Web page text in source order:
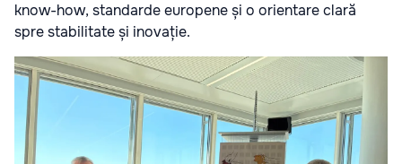
know-how, standarde europene și o orientare clară
spre stabilitate și inovație.